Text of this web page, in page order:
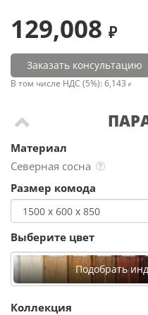
Материал
Северная сосна
Размер комода
Выберите цвет
Подобрать
Коллекция
129,008
Заказать консультацию
В том числе НДС (5%): 6,143